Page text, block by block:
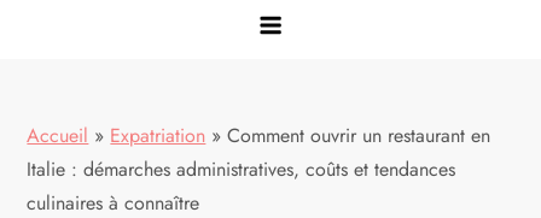
Accueil » Expatriation » Comment ouvrir un restaurant en
Italie : démarches administratives, coûts et tendances
culinaires à connaître